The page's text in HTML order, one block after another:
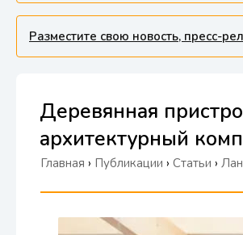
Разместите свою новость, пресс-
Деревянная
архитектурный
Главная › Публикации › Статьи ›